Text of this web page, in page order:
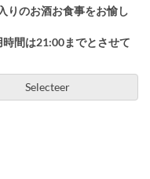
りのお酒お食事をお愉し
間は21:00までとさせて
Selecteer